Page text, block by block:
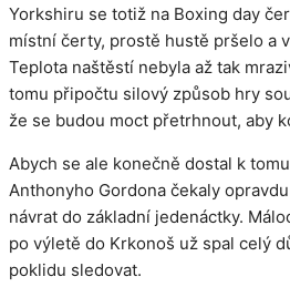
Yorkshiru se totiž na Boxing day
místní čerty, prostě hustě pršelo a
Teplota naštěstí nebyla až tak
tomu připočtu silový způsob hry
že se budou moct přetrhnout, aby
Abych se ale konečně dostal k
Anthonyho Gordona čekaly
návrat do základní jedenáctky.
po výletě do Krkonoš už spal celý
poklidu sledovat.